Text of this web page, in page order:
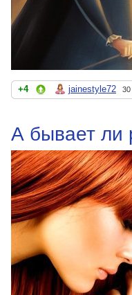
+4 jainestyle72 30
А бывает